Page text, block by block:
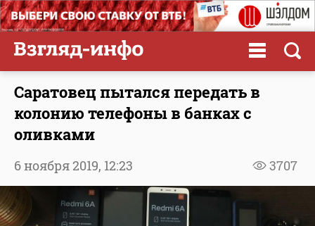
Саратовец пытался передать в
колонию телефоны в банках с
оливками
3707
6 ноября 2019, 12:23